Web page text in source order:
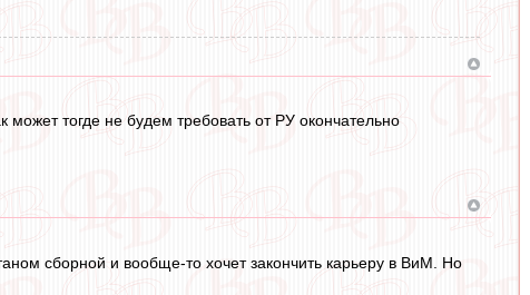
тогде не будем требовать от РУ окончательно
сборной и вообще-то хочет закончить карьеру в ВиМ. Но